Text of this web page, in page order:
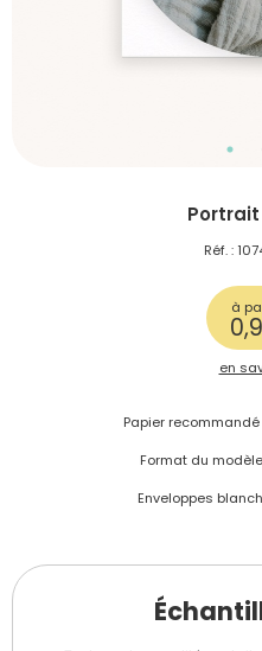
Portrait
Réf. :
à
en
Papier recommandé
Format du
Enveloppes